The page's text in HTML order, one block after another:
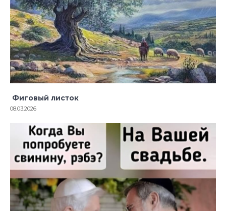
Фиговый листок
08.03.2026